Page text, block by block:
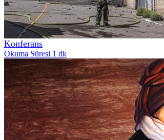
Konferans
Okuma Süresi 1 dk